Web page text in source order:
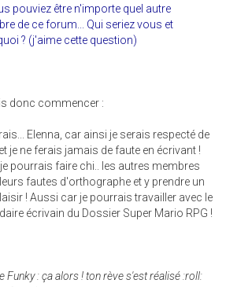
pouviez être n'importe quel autre
de ce forum... Qui seriez vous et
? (j'aime cette question)
donc commencer :
Elenna, car ainsi je serais respecté de
je ne ferais jamais de faute en écrivant !
pourrais faire chi.. les autres membres
fautes d'orthographe et y prendre un
! Aussi car je pourrais travailler avec le
écrivain du Dossier Super Mario RPG !
Funky : ça alors ! ton rève s'est réalisé :roll: